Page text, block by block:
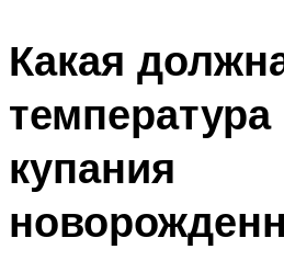
Какая
купания